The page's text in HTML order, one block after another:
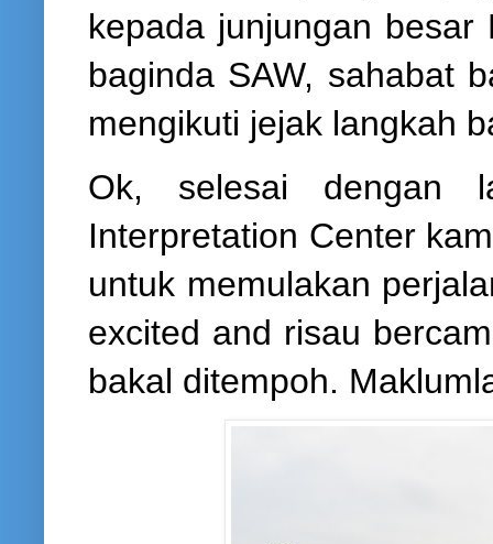
kepada junjungan besar
baginda SAW, sahabat
mengikuti jejak langkah
Ok, selesai dengan
Interpretation Center
untuk memulakan
excited and risau
bakal ditempoh.